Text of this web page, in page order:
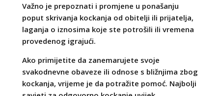
Važno je prepoznati i promjene u ponašanju
poput skrivanja kockanja od obitelji ili prijatelja,
laganja o iznosima koje ste potrošili ili vremena
provedenog igrajući.
Ako primijetite da zanemarujete svoje
svakodnevne obaveze ili odnose s bližnjima zbog
kockanja, vrijeme je da potražite pomoć. Najbolji